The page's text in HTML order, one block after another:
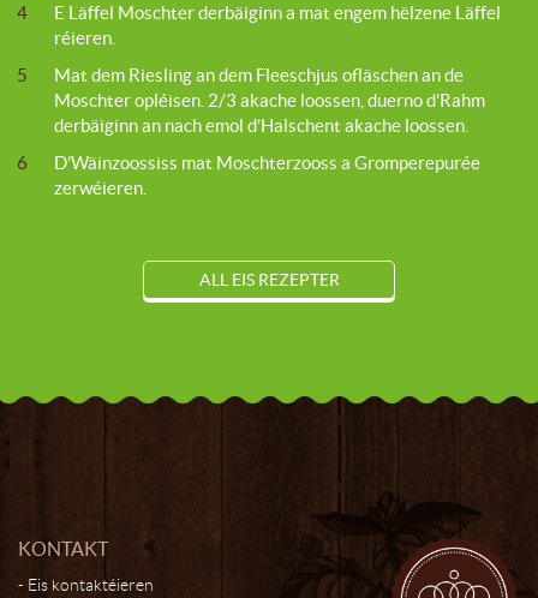
4
E Läffel Moschter derbäiginn a mat engem hëlzene Läffel
réieren.
5
Mat dem Riesling an dem Fleeschjus ofläschen an de
Moschter opléisen. 2/3 akache loossen, duerno d’Rahm
derbäiginn an nach emol d’Halschent akache loossen.
6
D’Wäinzoossiss mat Moschterzooss a Gromperepurée
zerwéieren.
ALL EIS REZEPTER
KONTAKT
Eis kontaktéieren